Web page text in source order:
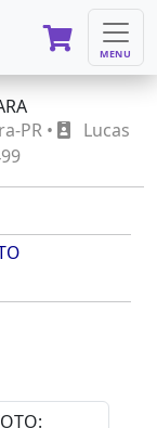
MENU
PR •
Lucas